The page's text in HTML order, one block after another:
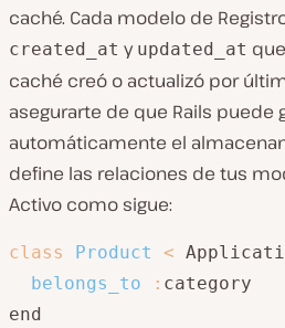
caché. Cada modelo de
created_at y updated_at
caché creó o actualizó por
asegurarte de que Rails puede
automáticamente el
define las relaciones de tus
Activo como sigue:
class Product <
belongs_to
: category